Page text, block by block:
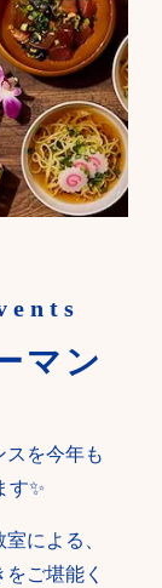
マン
スを今年も
す✨
による、
ご堪能く